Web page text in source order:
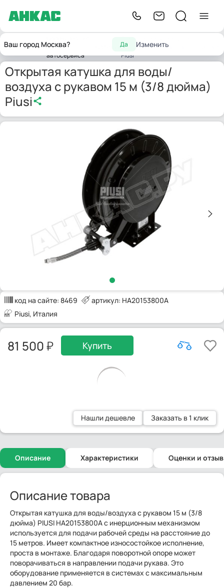
Ваш город Москва? Да Изменить
Главнаядля
автосервиса
Катушкивоздуха с рукавом 15 м (3/8 дюйма)
Piusi
Открытая катушка для воды/
воздуха с рукавом 15 м (3/8 дюйма)
Piusi
код на сайте: 8469
артикул: HA20153800A
Piusi, Италия
81 500 Купить
Нашли дешевле Заказать в 1 клик
Описание Характеристики Оценки и
Описание товара
Открытая катушка для воды/воздуха с рукавом 15 м (3/8
дюйма) PIUSI HA20153800A с инерционным механизмом
используется для подачи рабочей среды на расстояние до
15 метров. Имеет компактное износостойкое исполнение,
проста в монтаже. Благодаря поворотной опоре может
поворачиваться в направлении подачи рукава. Это
оборудование применяется в системах с максимальным
давлением 20 бар.